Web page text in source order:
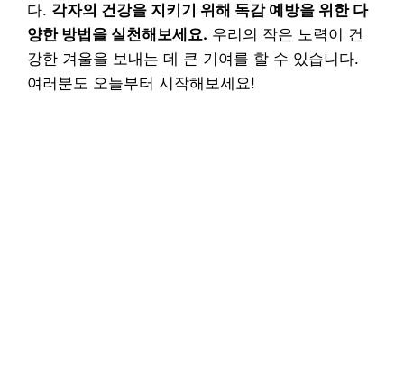
다. 각자의 건강을 지키기 위해 독감 예방을 위한 다
양한 방법을 실천해보세요. 우리의 작은 노력이 건
강한 겨울을 보내는 데 큰 기여를 할 수 있습니다.
여러분도 오늘부터 시작해보세요!